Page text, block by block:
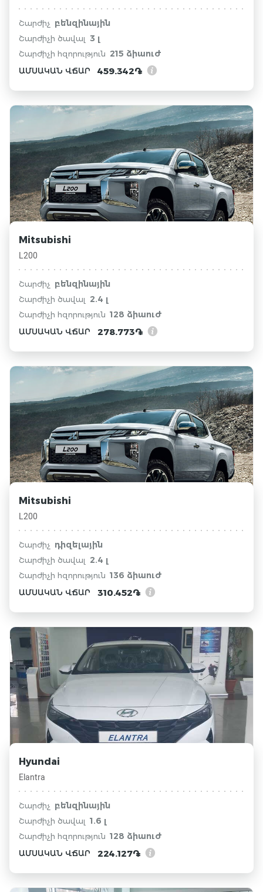
Շարժիչ բենզինային
Շարժիչի ծավալ 3 լ
Շարժիչի հզորություն 215 ձիաուժ
ԱՄՍԱԿԱՆ ՎՃԱՐ 459.342֏
Mitsubishi
L200
Շարժիչ բենզինային
Շարժիչի ծավալ 2.4 լ
Շարժիչի հզորություն 128 ձիաուժ
ԱՄՍԱԿԱՆ ՎՃԱՐ 278.773֏
Mitsubishi
L200
Շարժիչ դիզելային
Շարժիչի ծավալ 2.4 լ
Շարժիչի հզորություն 136 ձիաուժ
ԱՄՍԱԿԱՆ ՎՃԱՐ 310.452֏
Hyundai
Elantra
Շարժիչ բենզինային
Շարժիչի ծավալ 1.6 լ
Շարժիչի հզորություն 128 ձիաուժ
ԱՄՍԱԿԱՆ ՎՃԱՐ 224.127֏